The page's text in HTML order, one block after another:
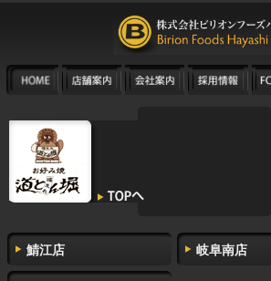
鯖江店 岐阜南店